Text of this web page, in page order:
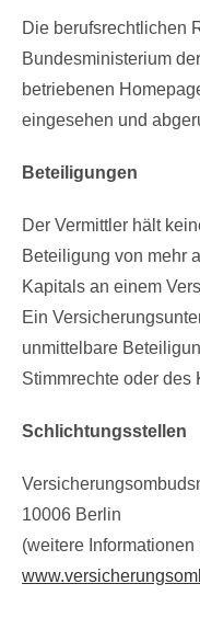
Die berufsrechtlichen
Bundesministerium
betriebenen
eingesehen und
Beteiligungen
Der Vermittler hält
Beteiligung von mehr
Kapitals an einem
Ein
unmittelbare
Stimmrechte oder des
Schlichtungsstellen
10006 Berlin
(weitere Informationen